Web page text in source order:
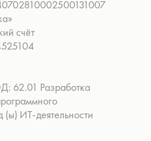
62.01 Разработка
(ы) ИТ-деятельности
счёт